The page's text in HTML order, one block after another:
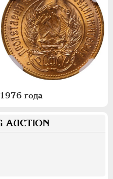
года
AUCTION